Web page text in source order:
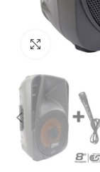
Click to